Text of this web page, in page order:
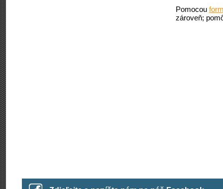
Pomocou
zároveň;